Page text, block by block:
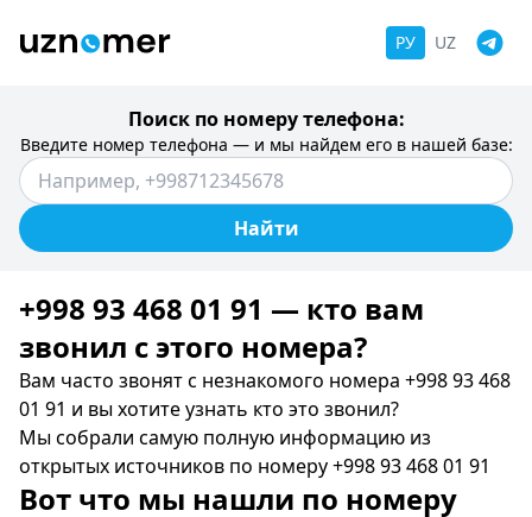
РУ UZ
Поиск по номеру телефона:
Введите номер телефона — и мы найдем его в нашей базе:
Найти
+998 93 468 01 91 — кто вам
звонил c этого номера?
Вам часто звонят с незнакомого номера +998 93 468
01 91 и вы хотите узнать кто это звонил?
Мы собрали самую полную информацию из
открытых источников по номеру +998 93 468 01 91
Вот что мы нашли по номеру